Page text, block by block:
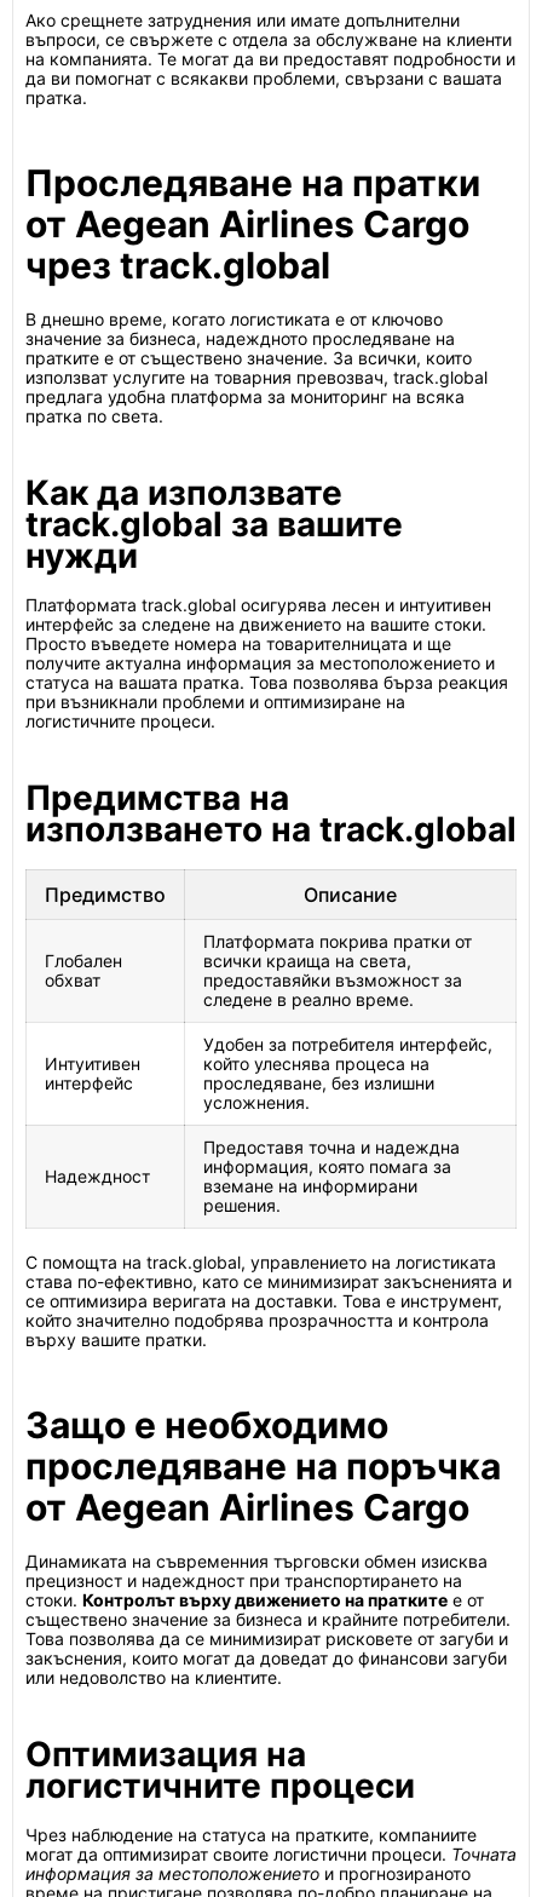
Ако срещнете затруднения или имате допълнителни
въпроси, се свържете с отдела за обслужване на клиенти
на компанията. Те могат да ви предоставят подробности и
да ви помогнат с всякакви проблеми, свързани с вашата
пратка.
Проследяване на пратки
от Aegean Airlines Cargo
чрез track.global
В днешно време, когато логистиката е от ключово
значение за бизнеса, надеждното проследяване на
пратките е от съществено значение. За всички, които
използват услугите на товарния превозвач, track.global
предлага удобна платформа за мониторинг на всяка
пратка по света.
Как да използвате
track.global за вашите
нужди
Платформата track.global осигурява лесен и интуитивен
интерфейс за следене на движението на вашите стоки.
Просто въведете номера на товарителницата и ще
получите актуална информация за местоположението и
статуса на вашата пратка. Това позволява бърза реакция
при възникнали проблеми и оптимизиране на
логистичните процеси.
Предимства на
използването на track.global
Предимство Описание
Глобален
обхват
Платформата покрива пратки от
всички краища на света,
предоставяйки възможност за
следене в реално време.
Интуитивен
интерфейс
Удобен за потребителя интерфейс,
който улеснява процеса на
проследяване, без излишни
усложнения.
Надеждност
Предоставя точна и надеждна
информация, която помага за
вземане на информирани
решения.
С помощта на track.global, управлението на логистиката
става по-ефективно, като се минимизират закъсненията и
се оптимизира веригата на доставки. Това е инструмент,
който значително подобрява прозрачността и контрола
върху вашите пратки.
Защо е необходимо
проследяване на поръчка
от Aegean Airlines Cargo
Динамиката на съвременния търговски обмен изисква
прецизност и надеждност при транспортирането на
стоки. Контролът върху движението на пратките е от
съществено значение за бизнеса и крайните потребители.
Това позволява да се минимизират рисковете от загуби и
закъснения, които могат да доведат до финансови загуби
или недоволство на клиентите.
Оптимизация на
логистичните процеси
Чрез наблюдение на статуса на пратките, компаниите
могат да оптимизират своите логистични процеси. Точната
информация за местоположението и прогнозираното
време на пристигане позволява по-добро планиране на